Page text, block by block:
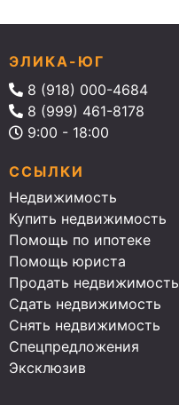
ЭЛИКА-ЮГ
8 (918) 000-4684
8 (999) 461-8178
9:00 - 18:00
ССЫЛКИ
Недвижимость
Купить недвижимость
Помощь по ипотеке
Помощь юриста
Продать недвижимость
Сдать недвижимость
Снять недвижимость
Спецпредложения
Эксклюзив